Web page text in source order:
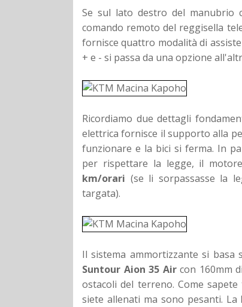
Se sul lato destro del manubrio
comando remoto del reggisella
fornisce quattro modalità di
+ e - si passa da una opzione
Ricordiamo due dettagli
elettrica fornisce il supporto alla
funzionare e la bici si ferma. In
per rispettare la legge, il
km/orari (se li sorpassasse la
targata).
Il sistema ammortizzante si basa
Suntour Aion 35 Aircon 160mm
ostacoli del terreno. Come
siete allenati ma sono pesanti. La